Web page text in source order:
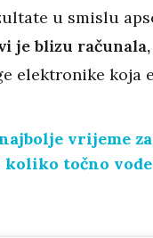
u smislu
je blizu
elektronike koja
vrijeme
točno vode